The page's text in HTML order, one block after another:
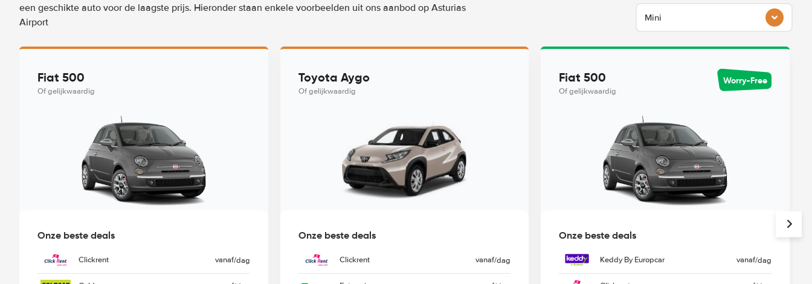
een geschikte auto voor de laagste prijs. Hieronder staan enkele voorbeelden uit ons aanbod op Asturias
Airport
Mini
Fiat 500
Of gelijkwaardig
Onze beste deals
Clickrent vanaf/dag
Toyota Aygo
Of gelijkwaardig
Onze beste deals
Clickrent vanaf/dag
Fiat 500
Of gelijkwaardig
Worry-Free
Onze beste deals
Keddy By Europcar vanaf/dag